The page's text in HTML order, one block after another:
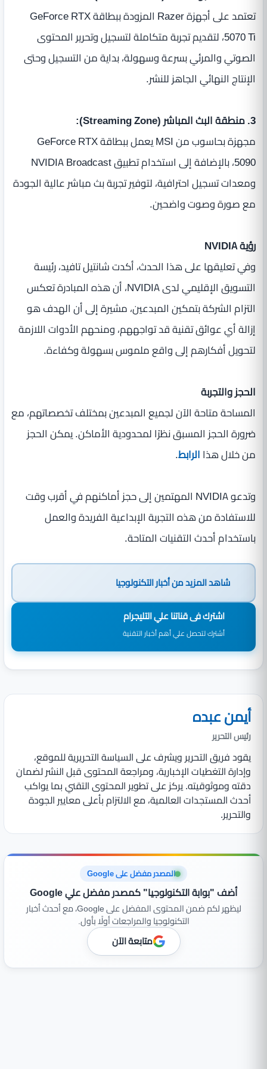
تعتمد على أجهزة Razer المزودة ببطاقة GeForce RTX
5070 Ti، لتقديم تجربة متكاملة لتسجيل وتحرير المحتوى
الصوتي والمرئي بسرعة وسهولة، بداية من التسجيل وحتى
الإنتاج النهائي الجاهز للنشر.
3. منطقة البث المباشر (Streaming Zone):
مجهزة بحاسوب من MSI يعمل ببطاقة GeForce RTX
5090، بالإضافة إلى استخدام تطبيق NVIDIA Broadcast
ومعدات تسجيل احترافية، لتوفير تجربة بث مباشر عالية الجودة
مع صورة وصوت واضحين.
رؤية NVIDIA
وفي تعليقها على هذا الحدث، أكدت شانتيل تافيد، رئيسة
التسويق الإقليمي لدى NVIDIA، أن هذه المبادرة تعكس
التزام الشركة بتمكين المبدعين، مشيرة إلى أن الهدف هو
إزالة أي عوائق تقنية قد تواجههم، ومنحهم الأدوات اللازمة
لتحويل أفكارهم إلى واقع ملموس بسهولة وكفاءة.
الحجز والتجربة
المساحة متاحة الآن لجميع المبدعين بمختلف تخصصاتهم، مع
ضرورة الحجز المسبق نظرًا لمحدودية الأماكن. يمكن الحجز
من خلال هذاالرابط.
وتدعو NVIDIA المهتمين إلى حجز أماكنهم في أقرب وقت
للاستفادة من هذه التجربة الإبداعية الفريدة والعمل
باستخدام أحدث التقنيات المتاحة.
شاهد المزيد منأخبار التكنولوجيا
اشترك فى قناتنا علي التليجرام
أشترك لتحصل علي أهم أخبار التقنية
أيمن عبده
رئيس التحرير
يقود فريق التحرير ويشرف على السياسة التحريرية للموقع،
وإدارة التغطيات الإخبارية، ومراجعة المحتوى قبل النشر لضمان
دقته وموثوقيته. يركز على تطوير المحتوى التقني بما يواكب
أحدث المستجدات العالمية، مع الالتزام بأعلى معايير الجودة
والتحرير.
المصدر مفضل على Google
أضف "بوابة التكنولوجيا" كمصدر مفضل علي Google
ليظهر لكم ضمن المحتوى المفضل على Google، مع أحدث أخبار
التكنولوجيا والمراجعات أولًا بأول.
متابعة الآن